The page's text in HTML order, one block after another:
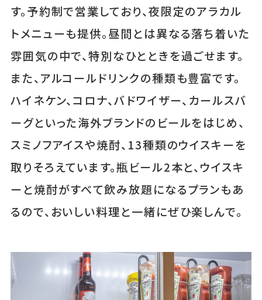
す。予約制で営業しており、夜限定のアラカル
トメニューも提供。昼間とは異なる落ち着いた
雰囲気の中で、特別なひとときを過ごせます。
また、アルコールドリンクの種類も豊富です。
ハイネケン、コロナ、バドワイザー、カールスバ
ーグといった海外ブランドのビールをはじめ、
スミノフアイスや焼酎、13種類のウイスキーを
取りそろえています。瓶ビール2本と、ウイスキ
ーと焼酎がすべて飲み放題になるプランもあ
るので、おいしい料理と一緒にぜひ楽しんで。